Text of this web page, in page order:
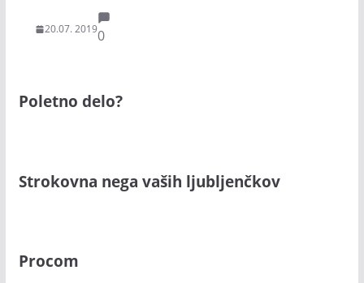
20.07. 20190
Poletno delo?
Strokovna nega vaših ljubljenčkov
Procom